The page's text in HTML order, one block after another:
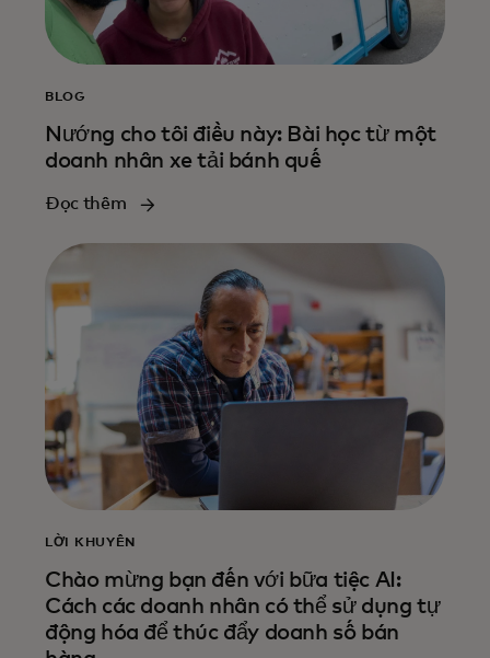
BLOG
Nướng cho tôi điều này: Bài học từ một
doanh nhân xe tải bánh quế
Đọc thêm
LỜI KHUYÊN
Chào mừng bạn đến với bữa tiệc AI:
Cách các doanh nhân có thể sử dụng tự
động hóa để thúc đẩy doanh số bán